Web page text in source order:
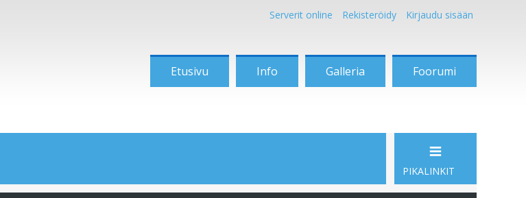
Serverit online Rekisteröidy Kirjaudu sisään
Etusivu Info Galleria Foorumi
PIKALINKIT